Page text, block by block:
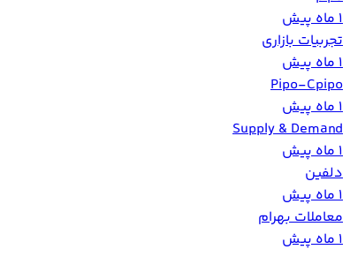
1 ماه پیش
تجربیات بازاری
1 ماه پیش
Pipo-Cpipo
1 ماه پیش
Supply & Demand
1 ماه پیش
دلفین
1 ماه پیش
معاملات بهرام
1 ماه پیش